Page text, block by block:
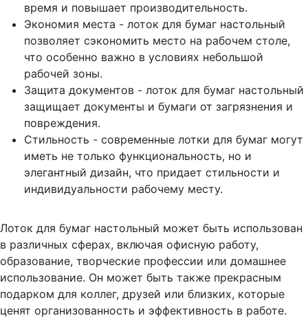
время и повышает производительность.
Экономия места - лоток для бумаг настольный
позволяет сэкономить место на рабочем столе,
что особенно важно в условиях небольшой
рабочей зоны.
Защита документов - лоток для бумаг настольный
защищает документы и бумаги от загрязнения и
повреждения.
Стильность - современные лотки для бумаг могут
иметь не только функциональность, но и
элегантный дизайн, что придает стильности и
индивидуальности рабочему месту.
Лоток для бумаг настольный может быть использован
в различных сферах, включая офисную работу,
образование, творческие профессии или домашнее
использование. Он может быть также прекрасным
подарком для коллег, друзей или близких, которые
ценят организованность и эффективность в работе.